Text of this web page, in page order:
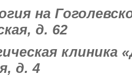
на
д. 62
клиника
д. 4